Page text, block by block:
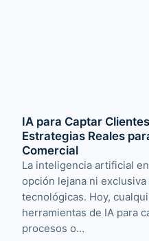
IA para Captar
Estrategias Reales
Comercial
La inteligencia artificial
opción lejana ni
tecnológicas. Hoy,
herramientas de IA para
procesos o…